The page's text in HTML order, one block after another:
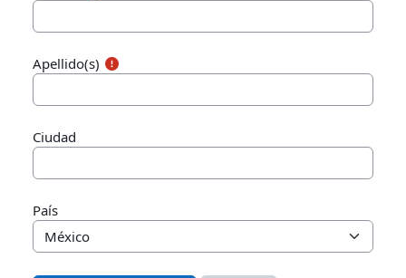
Apellido(s)
Ciudad
País